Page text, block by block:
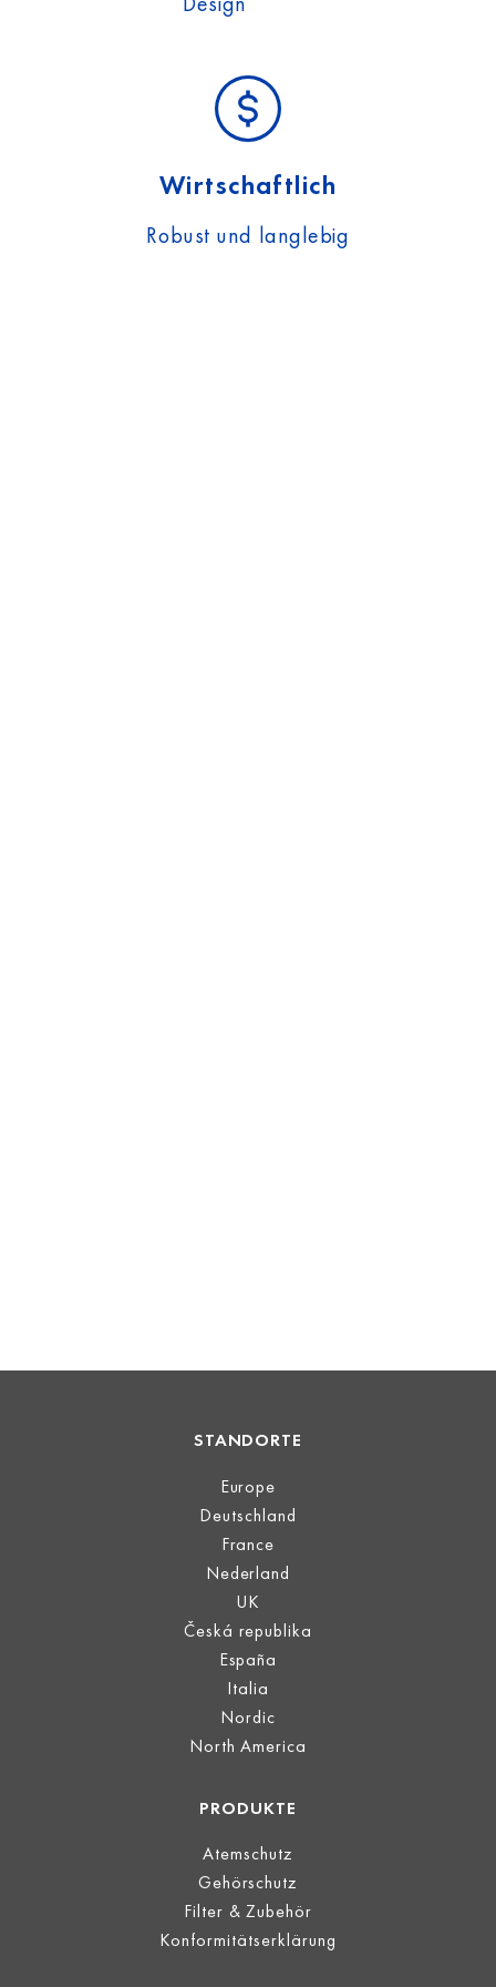
Wirtschaftlich
Robust und langlebig
STANDORTE
Europe
Deutschland
France
Nederland
UK
Česká republika
España
Italia
Nordic
North America
PRODUKTE
Atemschutz
Gehörschutz
Filter & Zubehör
Konformitätserklärung